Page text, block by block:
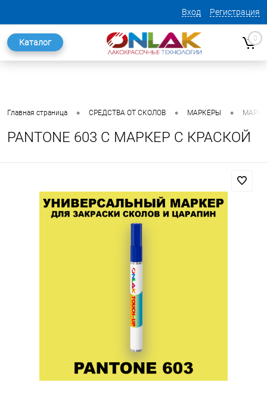
Вход Регистрация
Каталог 0
Главная страница • СРЕДСТВА ОТ СКОЛОВ • МАРКЕРЫ •
PANTONE 603 C МАРКЕР С КРАСКОЙ